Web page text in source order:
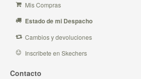
Mis Compras
Estado de mi Despacho
Cambios y devoluciones
Inscribete en Skechers
Contacto